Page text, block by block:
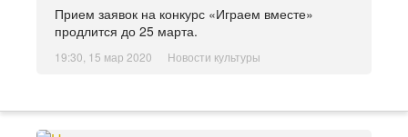
Прием заявок на конкурс «Играем вместе»
продлится до 25 марта.
19:30, 15 мар 2020 Новости культуры